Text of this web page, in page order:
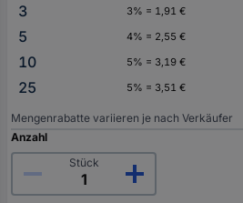
3
3% = 1,91 €
5
4% = 2,55 €
10
5% = 3,19 €
25
5% = 3,51 €
Mengenrabatte variieren je nach Verkäufer
Anzahl
Stück